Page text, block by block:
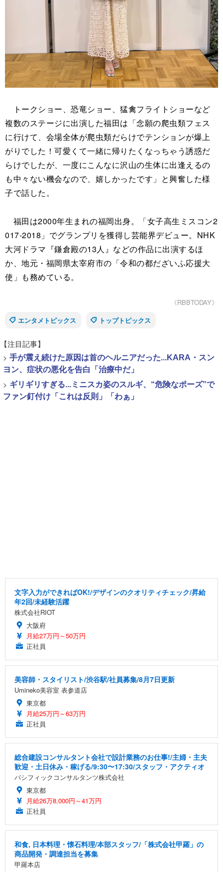
トークショー、恐竜ショー、猛禽フライトショーなど
複数のステージに出演した福田は「念願の爬虫類フェス
に行けて、会場全体が爬虫類だらけでテンションが爆上
がりでした！可愛くて一緒に帰りたくなっちゃう誘惑だ
らけでしたが、一度にこんなに沢山の生体に出逢えるの
も中々ない機会なので、嬉しかったです」と興奮した様
子で話した。
福田は2000年生まれの福岡出身。「女子高生ミスコン2
017-2018」でグランプリを獲得し芸能界デビュー。NHK
大河ドラマ『鎌倉殿の13人』などの作品に出演するほ
か、地元・福岡県太宰府市の「令和の都だざいふ応援大
使」も務めている。
《RBBTODAY》
エンタメトピックス
トップトピックス
【注目記事】
> 手が震え続けた原因は首のヘルニアだった...KARA・スン
ヨン、症状の悪化を告白「治療中だ」
> ギリギリすぎる...ミニスカ姿のスルギ、“危険なポーズ”で
ファン釘付け「これは反則」「わぁ」
文字入力ができればOK!/デザインのクオリティチェック/昇給
年2回/未経験活躍
株式会社RIOT
大阪府
月給27万円～50万円
正社員
美容師・スタイリスト/渋谷駅/社員募集/8月7日更新
Umineko美容室 表参道店
東京都
月給25万円～63万円
正社員
総合建設コンサルタント会社で設計業務のお仕事!/主婦・主夫
歓迎・土日休み・稼げる/9:30〜17:30/スタッフ・アクティオ
パシフィックコンサルタンツ株式会社
東京都
月給26万8,000円～41万円
正社員
和食, 日本料理・懐石料理/本部スタッフ/「株式会社甲羅」の
商品開発・調達担当を募集
甲羅本店